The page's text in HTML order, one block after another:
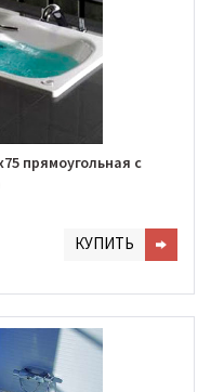
прямоугольная с
КУПИТЬ